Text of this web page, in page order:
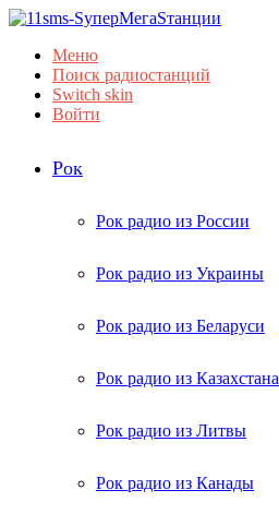
Меню
Поиск радиостанций
Switch skin
Войти
Рок
Рок радио из России
Рок радио из Украины
Рок радио из Беларуси
Рок радио из Казахстана
Рок радио из Литвы
Рок радио из Канады